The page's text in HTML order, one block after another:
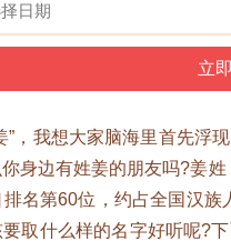
”，我想大家脑海里首先浮
身边有姓姜的朋友吗?姜
名第60位，约占全国汉
取什么样的名字好听呢?